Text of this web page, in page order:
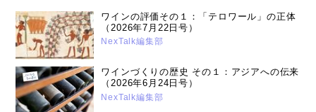
ワインの評価その１：「テロワール」の正体
（2026年7月22日号）
NexTalk編集部
ワインづくりの歴史 その１：アジアへの伝来
（2026年6月24日号）
NexTalk編集部